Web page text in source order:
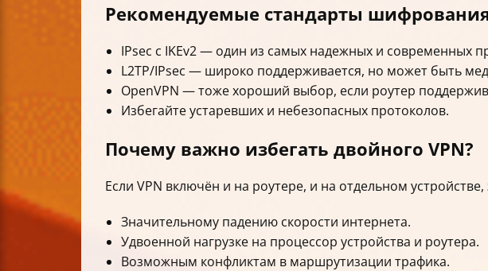
Рекомендуемые стандарты
IPsec с IKEv2 — один из самых надежных и современных
L2TP/IPsec — широко поддерживается, но может быть
OpenVPN — тоже хороший выбор, если роутер
Избегайте устаревших и небезопасных протоколов.
Почему важно избегать двойного VPN?
Если VPN включён и на роутере, и на отдельном устройстве,
Значительному падению скорости интернета.
Удвоенной нагрузке на процессор устройства и роутера.
Возможным конфликтам в маршрутизации трафика.